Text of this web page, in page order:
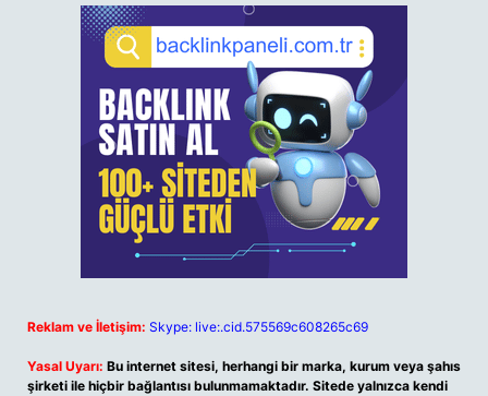
Reklam ve İletişim: Skype: live:.cid.575569c608265c69
Yasal Uyarı: Bu internet sitesi, herhangi bir marka, kurum veya şahıs
şirketi ile hiçbir bağlantısı bulunmamaktadır. Sitede yalnızca kendi